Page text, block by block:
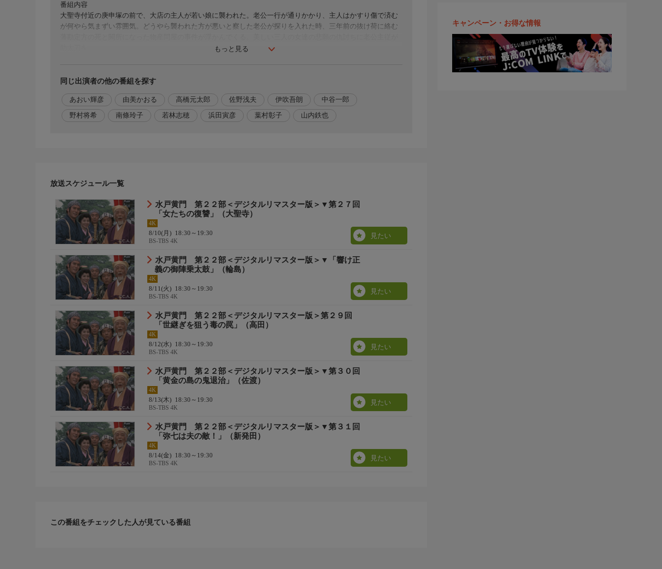
もっと見る
番組内容
大聖寺付近の庚申塚の前で、大店の主人が若い娘に襲われた。老公一行が通りかかり、主人はかすり傷で済む
が何やら気まずい雰囲気。どうやら襲われた方が悪いと察した老公が探りを入れた時、三年前の抜け荷に絡む
葉村彰子
監督・演出
山内鉄也
Ｃ．Ａ．Ｌ
おしらせ
＊この番組はＨＤ放送からのアップコンバートです。
同じ出演者の他の番組を探す
あおい輝彦 由美かおる 高橋元太郎 佐野浅夫 伊吹吾朗 中谷一郎
野村将希 南條玲子 若林志穂 浜田寅彦 葉村彰子 山内鉄也
放送スケジュール一覧
水戸黄門 第２２部＜デジタルリマスター版＞▼第２７回
「女たちの復讐」（大聖寺）
4K
8/10(月) 18:30～19:30
BS-TBS 4K
見たい
水戸黄門 第２２部＜デジタルリマスター版＞▼「響け正
義の御陣乗太鼓」（輪島）
4K
8/11(火) 18:30～19:30
BS-TBS 4K
見たい
水戸黄門 第２２部＜デジタルリマスター版＞第２９回
「世継ぎを狙う毒の罠」（高田）
4K
8/12(水) 18:30～19:30
BS-TBS 4K
見たい
水戸黄門 第２２部＜デジタルリマスター版＞▼第３０回
「黄金の島の鬼退治」（佐渡）
4K
8/13(木) 18:30～19:30
BS-TBS 4K
見たい
水戸黄門 第２２部＜デジタルリマスター版＞▼第３１回
「弥七は夫の敵！」（新発田）
4K
8/14(金) 18:30～19:30
BS-TBS 4K
見たい
この番組をチェックした人が見ている番組
キャンペーン・お得な情報